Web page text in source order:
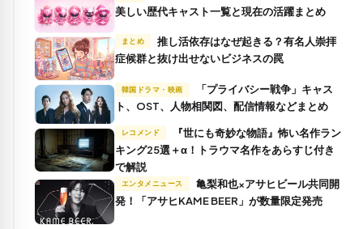
美しい歴代キャスト一覧と現在の活躍まとめ
まとめ
推し活依存はなぜ起きる？有名人崇拝
症候群と抜け出せないビジネスの罠
韓国ドラマ・映画
ト、OST、人物相関図、配信情報などまとめ
レコメンド
キング25選＋α！トラウマ名作をあらすじ付き
で解説
エンタメニュース
発！「アサヒKAME BEER」が数量限定発売